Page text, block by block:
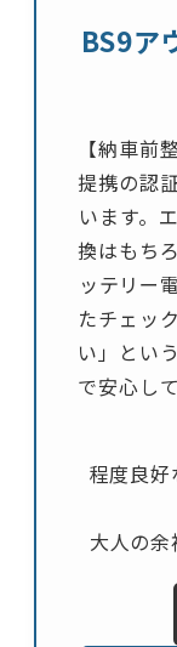
BS9ア
【納車前
提携の認
います。
換はもち
ッテリー
たチェッ
い」とい
で安心し
程度良
大人の余